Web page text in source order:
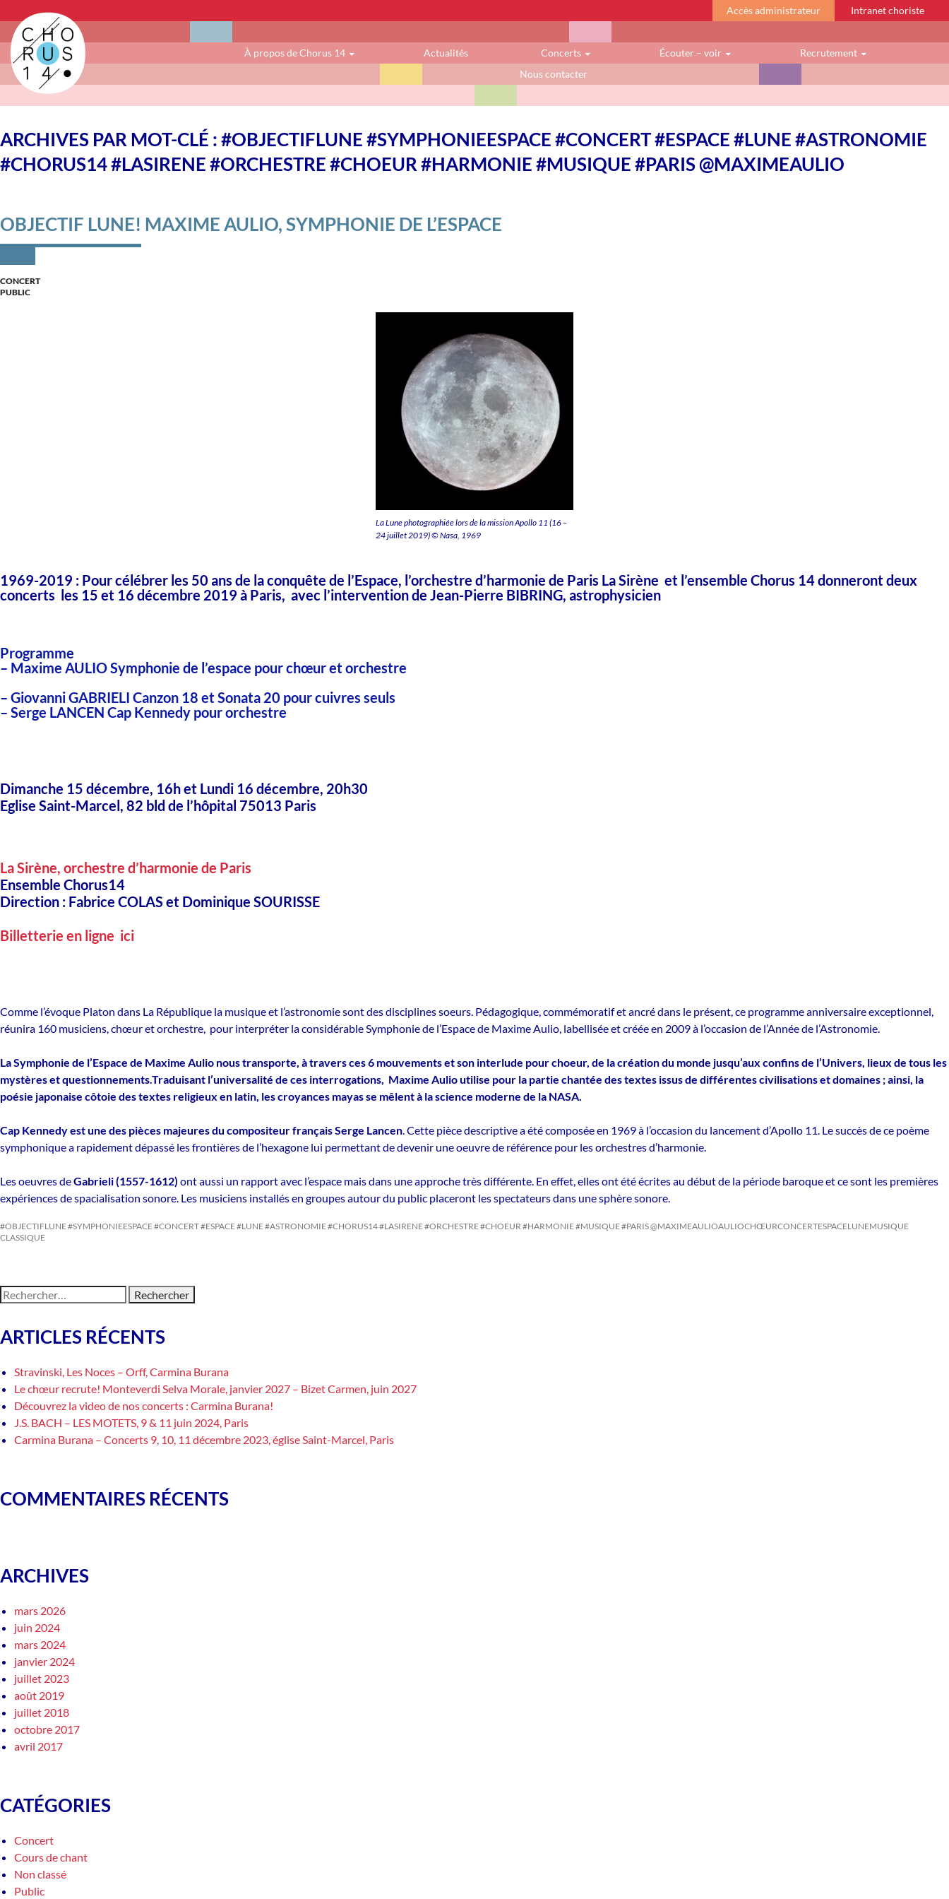
Accès administrateur Intranet choriste
À propos de Chorus 14 Actualités Concerts Écouter – voir
Recrutement
Nous contacter
ARCHIVES PAR MOT-CLÉ : #OBJECTIFLUNE #SYMPHONIEESPACE #CONCERT #ESPACE #LUNE #ASTRONOMIE
#CHORUS14 #LASIRENE #ORCHESTRE #CHOEUR #HARMONIE #MUSIQUE #PARIS @MAXIMEAULIO
OBJECTIF LUNE! MAXIME AULIO, SYMPHONIE DE L’ESPACE
CONCERT
PUBLIC
La Lune photographiée lors de la mission Apollo 11 (16 –
24 juillet 2019) © Nasa, 1969
1969-2019 : Pour célébrer les 50 ans de la conquête de l’Espace, l’orchestre d’harmonie de Paris La Sirène et l’ensemble Chorus 14donneront deux
concerts les 15 et 16 décembre 2019 à Paris, avec l’intervention de Jean-Pierre BIBRING, astrophysicien
Programme
– Maxime AULIOSymphonie de l’espace pour chœur et orchestre
– Giovanni GABRIELI Canzon 18 et Sonata 20 pour cuivres seuls
– Serge LANCEN Cap Kennedy pour orchestre
Dimanche 15 décembre, 16h et Lundi 16 décembre, 20h30
Eglise Saint-Marcel, 82 bld de l’hôpital 75013 Paris
La Sirène, orchestre d’harmonie de Paris
Ensemble Chorus14
Direction : Fabrice COLAS et Dominique SOURISSE
Billetterie en ligne ici
Comme l’évoque Platon dans La République la musique et l’astronomie sont des disciplines soeurs. Pédagogique, commémoratif et ancré dans le présent, ce programme anniversaire exceptionnel,
réunira 160 musiciens, chœur et orchestre, pour interpréter la considérable Symphonie de l’Espace de Maxime Aulio, labellisée et créée en 2009 à l’occasion de l’Année de l’Astronomie.
La Symphonie de l’Espace de Maxime Aulio nous transporte, à travers ces 6 mouvements et son interlude pour choeur, de la création du monde jusqu’aux confins de l’Univers, lieux de tous les
mystères et questionnements.Traduisant l’universalité de ces interrogations, Maxime Aulio utilise pour la partie chantée des textes issus de différentes civilisations et domaines ; ainsi, la
poésie japonaise côtoie des textes religieux en latin, les croyances mayas se mêlent à la science moderne de la NASA.
Cap Kennedy est une des pièces majeures du compositeur français Serge Lancen. Cette pièce descriptive a été composée en 1969 à l’occasion du lancement d’Apollo 11. Le succès de ce poème
symphonique a rapidement dépassé les frontières de l’hexagone lui permettant de devenir une oeuvre de référence pour les orchestres d’harmonie.
Les oeuvres deGabrieli (1557-1612) ont aussi un rapport avec l’espace mais dans une approche très différente. En effet, elles ont été écrites au début de la période baroque et ce sont les premières
expériences de spacialisation sonore. Les musiciens installés en groupes autour du public placeront les spectateurs dans une sphère sonore.
#OBJECTIFLUNE #SYMPHONIEESPACE #CONCERT #ESPACE #LUNE #ASTRONOMIE #CHORUS14 #LASIRENE #ORCHESTRE #CHOEUR #HARMONIE #MUSIQUE #PARIS @MAXIMEAULIOAULIOCHŒURCONCERTESPACELUNEMUSIQUE
CLASSIQUE
Rechercher :
ARTICLES RÉCENTS
Stravinski, Les Noces – Orff, Carmina Burana
Le chœur recrute! Monteverdi Selva Morale, janvier 2027 – Bizet Carmen, juin 2027
Découvrez la video de nos concerts : Carmina Burana!
J.S. BACH – LES MOTETS, 9 & 11 juin 2024, Paris
Carmina Burana – Concerts 9, 10, 11 décembre 2023, église Saint-Marcel, Paris
COMMENTAIRES RÉCENTS
ARCHIVES
mars 2026
juin 2024
mars 2024
janvier 2024
juillet 2023
août 2019
juillet 2018
octobre 2017
avril 2017
CATÉGORIES
Concert
Cours de chant
Non classé
Public